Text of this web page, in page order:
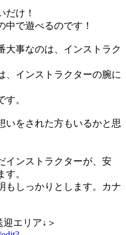
だけ！
で遊べるのです！
大事なのは、インストラク
、インストラクターの腕に
。
いをされた方もいるかと思
インストラクターが、安
。
もしっかりとします。カナ
エリア↓＞